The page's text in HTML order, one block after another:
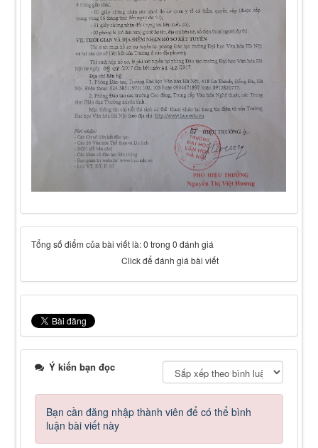
Tổng số điểm của bài viết là: 0 trong 0 đánh giá
Click để đánh giá bài viết
Ý kiến bạn đọc
Bạn cần đăng nhập thành viên để có thể bình
luận bài viết này